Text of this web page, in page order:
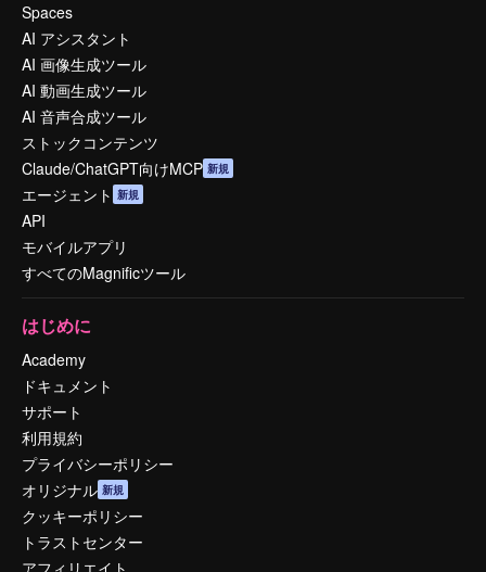
Spaces
AI アシスタント
AI 画像生成ツール
AI 動画生成ツール
AI 音声合成ツール
ストックコンテンツ
Claude/ChatGPT向けMCP 新規
エージェント 新規
API
モバイルアプリ
すべてのMagnificツール
はじめに
Academy
ドキュメント
サポート
利用規約
プライバシーポリシー
オリジナル 新規
クッキーポリシー
トラストセンター
アフィリエイト